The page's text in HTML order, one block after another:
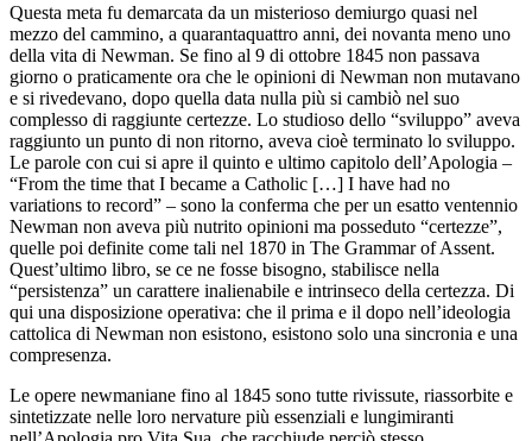
Questa meta fu demarcata da un misterioso demiurgo quasi nel
mezzo del cammino, a quarantaquattro anni, dei novanta meno uno
della vita di Newman. Se fino al 9 di ottobre 1845 non passava
giorno o praticamente ora che le opinioni di Newman non mutavano
e si rivedevano, dopo quella data nulla più si cambiò nel suo
complesso di raggiunte certezze. Lo studioso dello “sviluppo” aveva
raggiunto un punto di non ritorno, aveva cioè terminato lo sviluppo.
Le parole con cui si apre il quinto e ultimo capitolo dell’Apologia –
“From the time that I became a Catholic […] I have had no
variations to record” – sono la conferma che per un esatto ventennio
Newman non aveva più nutrito opinioni ma posseduto “certezze”,
quelle poi definite come tali nel 1870 in The Grammar of Assent.
Quest’ultimo libro, se ce ne fosse bisogno, stabilisce nella
“persistenza” un carattere inalienabile e intrinseco della certezza. Di
qui una disposizione operativa: che il prima e il dopo nell’ideologia
cattolica di Newman non esistono, esistono solo una sincronia e una
compresenza.
Le opere newmaniane fino al 1845 sono tutte rivissute, riassorbite e
sintetizzate nelle loro nervature più essenziali e lungimiranti